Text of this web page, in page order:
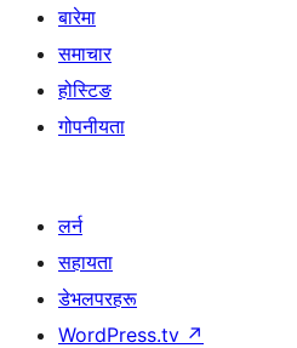
बारेमा
समाचार
होस्टिङ
गोपनीयता
लर्न
सहायता
डेभलपरहरू
WordPress.tv ↗